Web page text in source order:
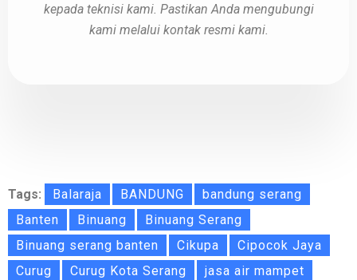
kepada teknisi kami. Pastikan Anda mengubungi
kami melalui kontak resmi kami.
Tags: Balaraja BANDUNG
bandung serang
Banten
Binuang
Binuang Serang
Binuang serang banten
Cikupa
Cipocok Jaya
Curug
Curug Kota Serang
jasa air mampet